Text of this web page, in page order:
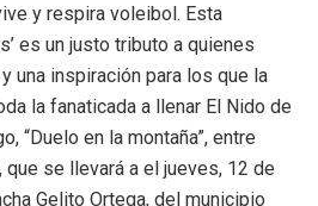
y respira voleibol. Esta
es un justo tributo a quienes
una inspiración para los que la
la fanaticada a llenar El Nido de
“Duelo en la montaña”, entre
que se llevará a el jueves, 12 de
Gelito Ortega, del municipio